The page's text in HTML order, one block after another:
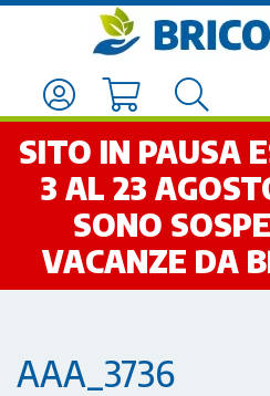
SITO IN PAUSA
3 AL 23
SONO
VACANZE DA
AAA_3736